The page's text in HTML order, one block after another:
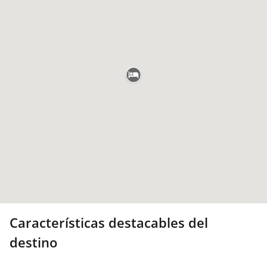
Características destacables del
destino